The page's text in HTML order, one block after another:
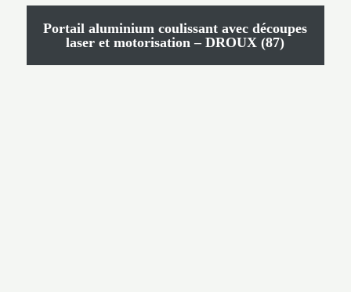
Portail aluminium coulissant avec découpes
laser et motorisation – DROUX (87)